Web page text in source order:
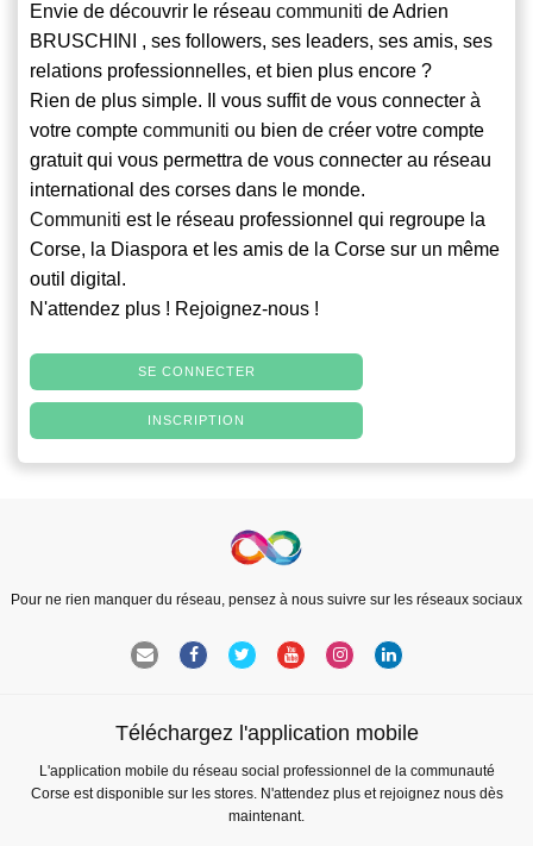
Envie de découvrir le réseau communiti de Adrien
BRUSCHINI , ses followers, ses leaders, ses amis, ses
relations professionnelles, et bien plus encore ?
Rien de plus simple. Il vous suffit de vous connecter à
votre compte communiti ou bien de créer votre compte
gratuit qui vous permettra de vous connecter au réseau
international des corses dans le monde.
Communiti est le réseau professionnel qui regroupe la
Corse, la Diaspora et les amis de la Corse sur un même
outil digital.
N'attendez plus ! Rejoignez-nous !
SE CONNECTER
INSCRIPTION
Pour ne rien manquer du réseau, pensez à nous suivre sur les réseaux sociaux
Téléchargez l'application mobile
L'application mobile du réseau social professionnel de la communauté
Corse est disponible sur les stores. N'attendez plus et rejoignez nous dès
maintenant.